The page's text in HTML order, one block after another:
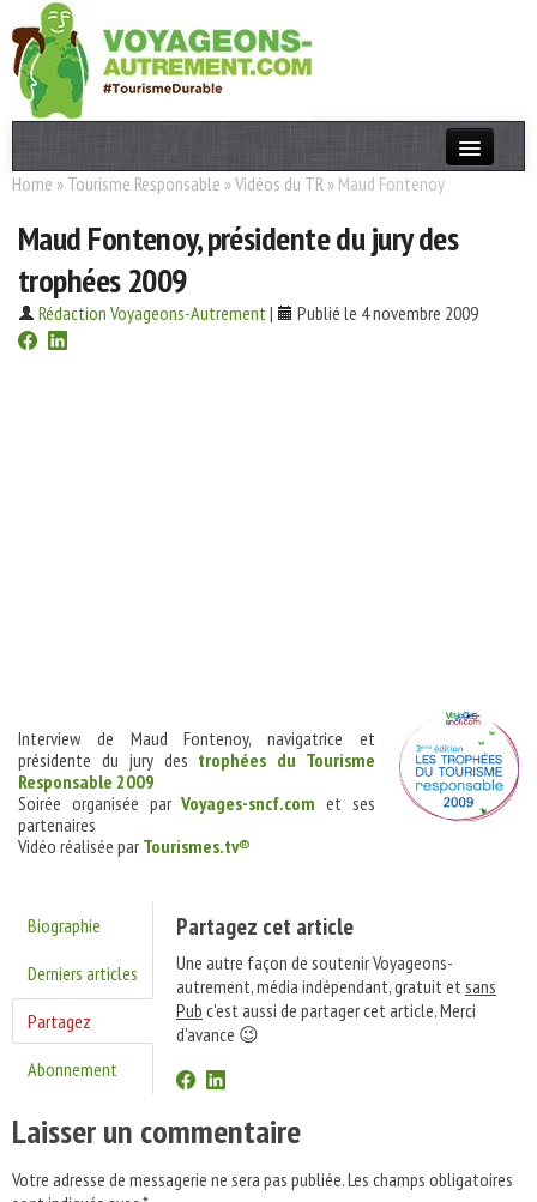
Actualités
T. Responsable
Destinations
Acteurs
Home » Tourisme Responsable »Vidéos du TR » Maud Fontenoy
Maud Fontenoy, présidente du jury des
trophées 2009
Rédaction Voyageons-Autrement| Publié le 4 novembre 2009
Interview de Maud Fontenoy, navigatrice et
présidente du jury des trophées du Tourisme
Responsable 2009
Soirée organisée parVoyages-sncf.com et ses
partenaires
Vidéo réalisée par Tourismes.tv®
Biographie
Derniers articles
Partagez
Abonnement
Partagez cet article
Une autre façon de soutenir Voyageons-
autrement, média indépendant, gratuit etsans
Pub c'est aussi de partager cet article. Merci
d'avance 😉
Laisser un commentaire
Votre adresse de messagerie ne sera pas publiée.Les champs obligatoires